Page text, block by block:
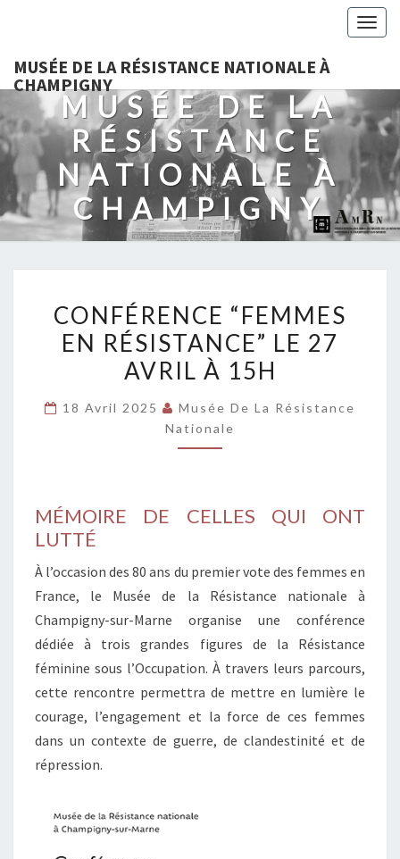
MUSÉE DE LA RÉSISTANCE NATIONALE À
CHAMPIGNY
MUSÉE DE LA
RÉSISTANCE
NATIONALE À
CHAMPIGNY
“FEMMES
EN
RÉSISTANCE”
27
CONFÉRENCE “FEMMES
EN RÉSISTANCE” LE 27
AVRIL À 15H
18 Avril 2025
Musée De La Résistance
Nationale
MÉMOIRE DE CELLES QUI ONT
LUTTÉ
À l’occasion des 80 ans du premier vote des femmes en
France, le Musée de la Résistance nationale à
Champigny-sur-Marne organise une conférence
dédiée à trois grandes figures de la Résistance
féminine sous l’Occupation. À travers leurs parcours,
cette rencontre permettra de mettre en lumière le
courage, l’engagement et la force de ces femmes
dans un contexte de guerre, de clandestinité et de
répression.